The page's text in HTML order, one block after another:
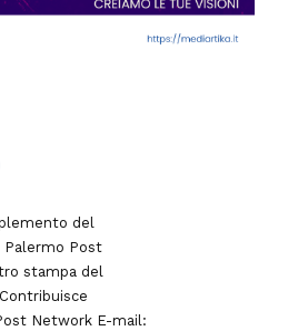
del
Post
stampa del
Network E-mail: